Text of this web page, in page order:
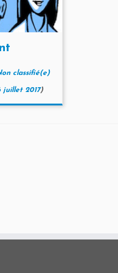
classifié(e)
juillet 2017)